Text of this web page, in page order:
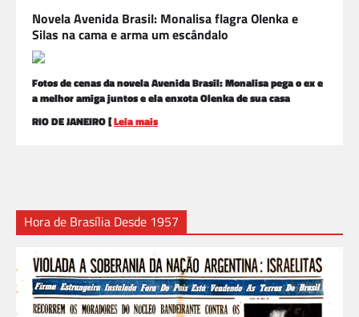
Novela Avenida Brasil: Monalisa flagra Olenka e
Silas na cama e arma um escândalo
Fotos de cenas da novela Avenida Brasil: Monalisa pega o ex e
a melhor amiga juntos e ela enxota Olenka de sua casa
RIO DE JANEIRO [Leia mais
Hora de Brasília Desde 1957